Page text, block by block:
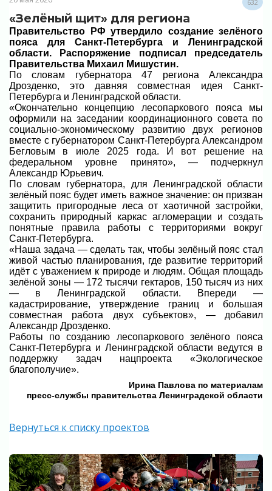
632
«Зелёный щит» для региона
Правительство РФ утвердило создание зелёного
пояса для Санкт-Петербурга и Ленинградской
области. Распоряжение подписал председатель
Правительства Михаил Мишустин.
По словам губернатора 47 региона Александра
Дрозденко, это давняя совместная идея Санкт-
Петербурга и Ленинградской области.
«Окончательно концепцию лесопаркового пояса мы
оформили на заседании координационного совета по
социально-экономическому развитию двух регионов
вместе с губернатором Санкт-Петербурга Александром
Бегловым в июле 2025 года. И вот решение на
федеральном уровне принято», — подчеркнул
Александр Юрьевич.
По словам губернатора, для Ленинградской области
зелёный пояс будет иметь важное значение: он призван
защитить пригородные леса от хаотичной застройки,
сохранить природный каркас агломерации и создать
понятные правила работы с территориями вокруг
Санкт-Петербурга.
«Наша задача — сделать так, чтобы зелёный пояс стал
живой частью планирования, где развитие территорий
идёт с уважением к природе и людям. Общая площадь
зелёной зоны — 172 тысячи гектаров, 150 тысяч из них
— в Ленинградской области. Впереди —
кадастрирование, утверждение границ и большая
совместная работа двух субъектов», — добавил
Александр Дрозденко.
Работы по созданию лесопаркового зелёного пояса
Санкт-Петербурга и Ленинградской области ведутся в
поддержку задач нацпроекта «Экологическое
благополучие».
Ирина Павлова по материалам
пресс-службы правительства Ленинградской области
Вернуться к списку проектов